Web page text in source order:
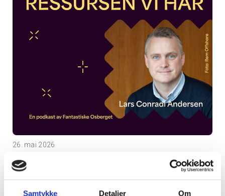
Samtykke Detaljer Om
26. mai 2026
– Folka er den viktigaste ressursen vi har